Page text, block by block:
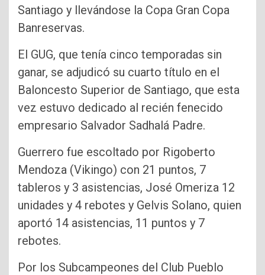
Santiago y llevándose la Copa Gran Copa
Banreservas.
El GUG, que tenía cinco temporadas sin
ganar, se adjudicó su cuarto título en el
Baloncesto Superior de Santiago, que esta
vez estuvo dedicado al recién fenecido
empresario Salvador Sadhalá Padre.
Guerrero fue escoltado por Rigoberto
Mendoza (Vikingo) con 21 puntos, 7
tableros y 3 asistencias, José Omeriza 12
unidades y 4 rebotes y Gelvis Solano, quien
aportó 14 asistencias, 11 puntos y 7
rebotes.
Por los Subcampeones del Club Pueblo